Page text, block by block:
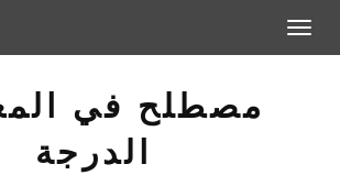
Toggle navigation
مصطلح في
الدرجة